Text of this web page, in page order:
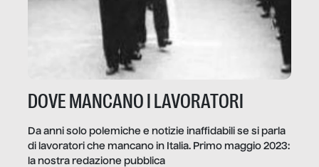
DOVE MANCANO I LAVORATORI
Da anni solo polemiche e notizie inaffidabili se si parla
di lavoratori che mancano in Italia. Primo maggio 2023:
la nostra redazione pubblica